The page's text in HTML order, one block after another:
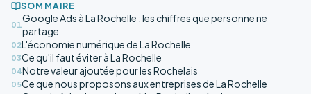
SOMMAIRE
01
Google Ads à La Rochelle : les chiffres que personne ne
partage
02L'économie numérique de La Rochelle
03Ce qu'il faut éviter à La Rochelle
04Notre valeur ajoutée pour les Rochelais
05Ce que nous proposons aux entreprises de La Rochelle